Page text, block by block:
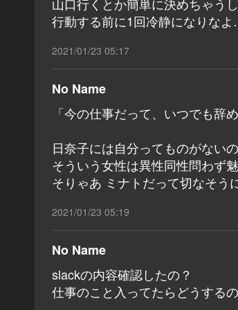
行動する前に1回冷静になりな
2021/01/23 05:17
No Name
「今の仕事だって、いつでも辞
日奈子には自分ってものがない
そういう女性は異性同性問わず
そりゃあ ミナトだって切なそう
2021/01/23 05:19
No Name
slackの内容確認したの？
仕事のこと入ってたらどうする